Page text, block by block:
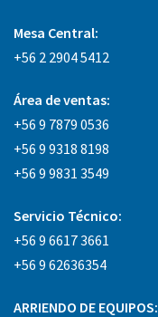
Mesa Central:
+56 2 2904 5412
Área de ventas:
+56 9 7879 0536
+56 9 9318 8198
+56 9 9831 3549
Servicio Técnico:
+56 9 6617 3661
+56 9 62636354
ARRIENDO DE EQUIPOS: